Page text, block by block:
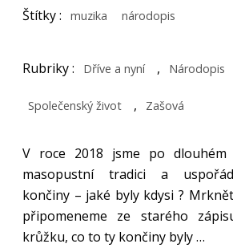
Štítky : muzika národopis
Rubriky : Dříve a nyní , Národopis
Společenský život , Zašová
V roce 2018 jsme po dlouhém
masopustní tradici a
končiny – jaké byly kdysi ?
připomeneme ze starého
krůžku, co to ty končiny byly …